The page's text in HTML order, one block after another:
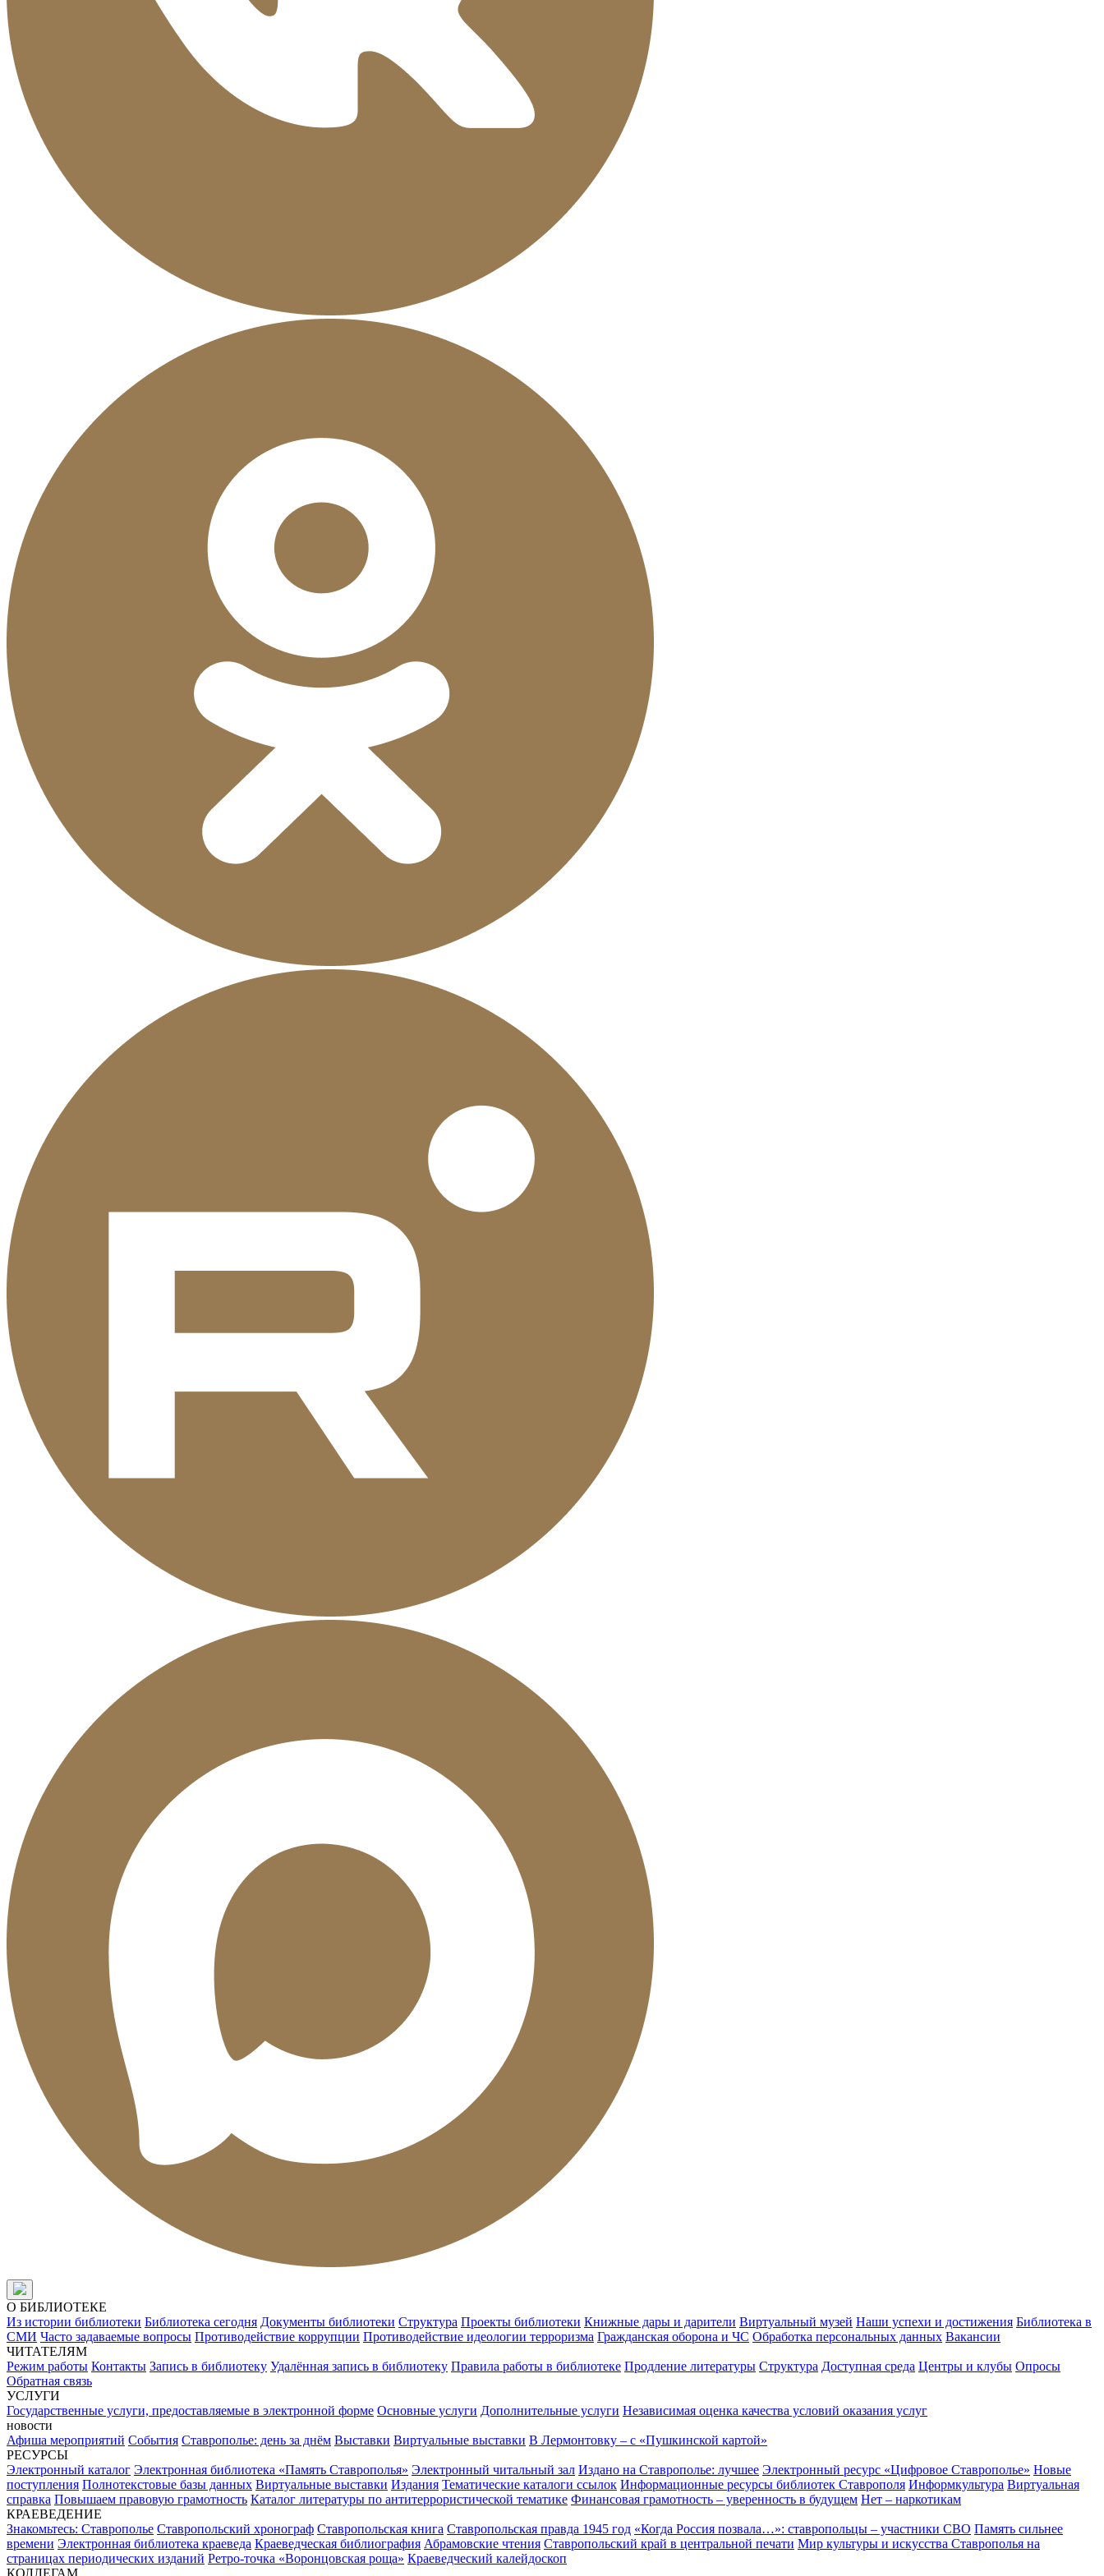
О БИБЛИОТЕКЕ
Из истории библиотеки Библиотека сегодня Документы библиотеки Структура Проекты библиотеки Книжные дары и дарители Виртуальный музей Наши успехи и достижения Библиотека в
СМИ Часто задаваемые вопросы Противодействие коррупции Противодействие идеологии терроризма Гражданская оборона и ЧС Обработка персональных данных Вакансии
ЧИТАТЕЛЯМ
Режим работы Контакты Запись в библиотеку Удалённая запись в библиотеку Правила работы в библиотеке Продление литературы Структура Доступная среда Центры и клубы Опросы
Обратная связь
УСЛУГИ
Государственные услуги, предоставляемые в электронной форме Основные услуги Дополнительные услуги Независимая оценка качества условий оказания услуг
новости
Афиша мероприятий События Ставрополье: день за днём Выставки Виртуальные выставки В Лермонтовку – с «Пушкинской картой»
РЕСУРСЫ
Электронный каталог Электронная библиотека «Память Ставрополья» Электронный читальный зал Издано на Ставрополье: лучшее Электронный ресурс «Цифровое Ставрополье» Новые
поступления Полнотекстовые базы данных Виртуальные выставки Издания Тематические каталоги ссылок Информационные ресурсы библиотек Ставрополя Информкультура Виртуальная
справка Повышаем правовую грамотность Каталог литературы по антитеррористической тематике Финансовая грамотность – уверенность в будущем Нет – наркотикам
КРАЕВЕДЕНИЕ
Знакомьтесь: Ставрополье Ставропольский хронограф Ставропольская книга Ставропольская правда 1945 год «Когда Россия позвала…»: ставропольцы – участники СВО Память сильнее
времени Электронная библиотека краеведа Краеведческая библиография Абрамовские чтения Ставропольский край в центральной печати Мир культуры и искусства Ставрополья на
страницах периодических изданий Ретро-точка «Воронцовская роща» Краеведческий калейдоскоп
КОЛЛЕГАМ